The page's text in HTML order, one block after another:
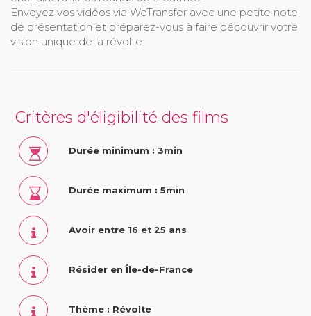
Envoyez vos vidéos via WeTransfer avec une petite note
de présentation et préparez-vous à faire découvrir votre
vision unique de la révolte.
Critères d'éligibilité des films
Durée minimum : 3min
Durée maximum : 5min
Avoir entre 16 et 25 ans
Résider en Île-de-France
Thème : Révolte